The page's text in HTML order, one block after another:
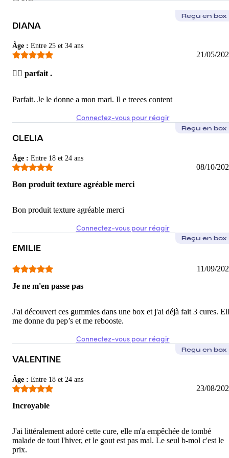
Niquel pour l'hiver
C'est tombé au bon moment ! Avec une bonne routine = c'est
5 /5
Maika
Super gummies en cure de 3 mois
DIANA
Âge : Entre 25 et 34 ans
Reçu en box
21/05/
👌🏻 parfait .
Parfait. Je le donne a mon mari. Il e treees content
Connectez-vous pour réagir
CLELIA
Âge : Entre 18 et 24 ans
Reçu en box
08/10/
Bon produit texture agréable merci
Bon produit texture agréable merci
Connectez-vous pour réagir
EMILIE
Reçu en box
11/09/
Je ne m'en passe pas
J'ai découvert ces gummies dans une box et j'ai déjà fait 3 cures.
me donne du pep’s et me rebooste.
Connectez-vous pour réagir
VALENTINE
Âge : Entre 18 et 24 ans
Reçu en box
23/08/
Incroyable
J'ai littéralement adoré cette cure, elle m'a empêchée de tombé
malade de tout l'hiver, et le gout est pas mal. Le seul b-mol c'est le
prix.